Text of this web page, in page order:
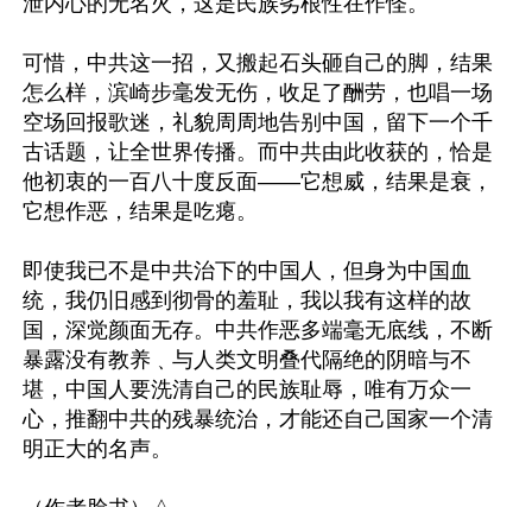
可惜，中共这一招，又搬起石头砸自己的脚，结果
怎么样，滨崎步毫发无伤，收足了酬劳，也唱一场
空场回报歌迷，礼貌周周地告别中国，留下一个千
古话题，让全世界传播。而中共由此收获的，恰是
他初衷的一百八十度反面——它想威，结果是衰，
它想作恶，结果是吃瘪。
即使我已不是中共治下的中国人，但身为中国血
统，我仍旧感到彻骨的羞耻，我以我有这样的故
国，深觉颜面无存。中共作恶多端毫无底线，不断
暴露没有教养﹑与人类文明叠代隔绝的阴暗与不
堪，中国人要洗清自己的民族耻辱，唯有万众一
心，推翻中共的残暴统治，才能还自己国家一个清
明正大的名声。